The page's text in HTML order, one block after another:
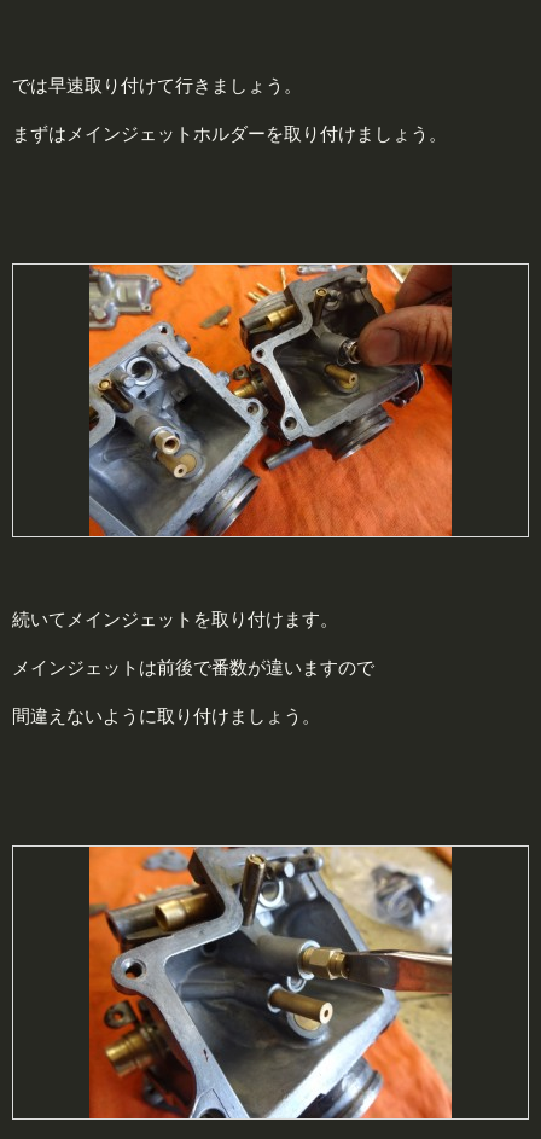
では早速取り付けて行きましょう。
まずはメインジェットホルダーを取り付けましょう。
続いてメインジェットを取り付けます。
メインジェットは前後で番数が違いますので
間違えないように取り付けましょう。